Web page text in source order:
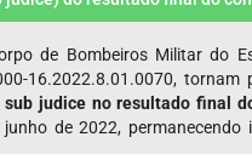
de Bombeiros Militar do
16.2022.8.01.0070, tornam
judice no resultado final
de 2022,